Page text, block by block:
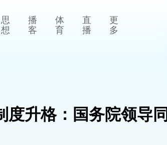
思
想
播
客
体
育
直
播
更
多
度升格：国务院领导同